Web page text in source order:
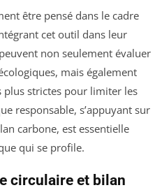
être pensé dans le cadre
cet outil dans leur
non seulement évaluer
mais également
plus strictes pour limiter les
responsable, s’appuyant sur
carbone, est essentielle
qui se profile.
circulaire et bilan